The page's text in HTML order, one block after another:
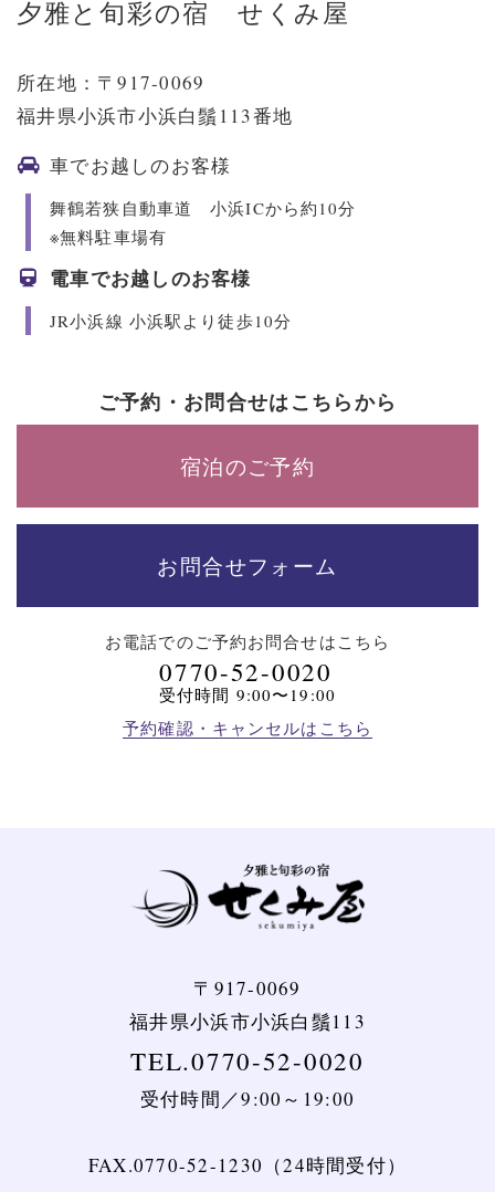
夕雅と旬彩の宿 せくみ屋
所在地：〒917-0069
福井県小浜市小浜白鬚113番地
車でお越しのお客様
舞鶴若狭自動車道 小浜ICから約10分
※無料駐車場有
電車でお越しのお客様
JR小浜線 小浜駅より徒歩10分
ご予約・お問合せはこちらから
宿泊のご予約
お問合せフォーム
お電話でのご予約お問合せはこちら
0770-52-0020
受付時間 9:00〜19:00
予約確認・キャンセルはこちら
〒917-0069
福井県小浜市小浜白鬚113
TEL.0770-52-0020
受付時間／9:00～19:00
FAX.0770-52-1230（24時間受付）